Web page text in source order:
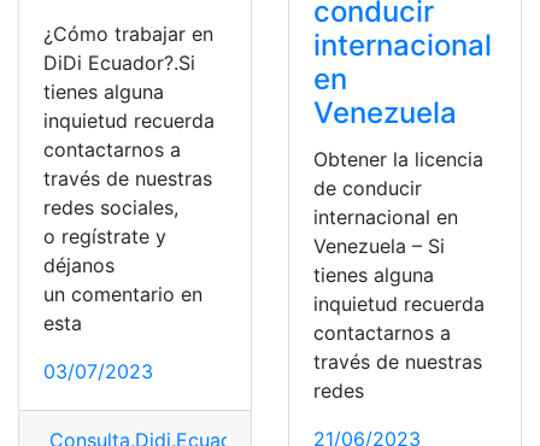
¿Cómo trabajar en
DiDi Ecuador?.Si
tienes alguna
inquietud recuerda
contactarnos a
través de nuestras
redes sociales,
o regístrate y
déjanos
un comentario en
esta
03/07/2023
Consulta,Didi,Ecuador licencia de conducir
conducir
internacional
en
Venezuela
Obtener la licencia
de conducir
internacional en
Venezuela – Si
tienes alguna
inquietud recuerda
contactarnos a
través de nuestras
redes
21/06/2023